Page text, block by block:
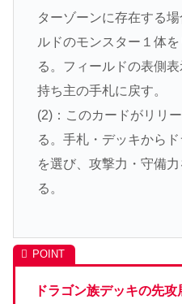
ターゾーンに存在する
ルドのモンスター１体
る。フィールドの表側
持ち主の手札に戻す。
(2)：このカードがリリ
る。手札・デッキから
を選び、攻撃力・守備
る。
ドラゴン族デッキの先攻